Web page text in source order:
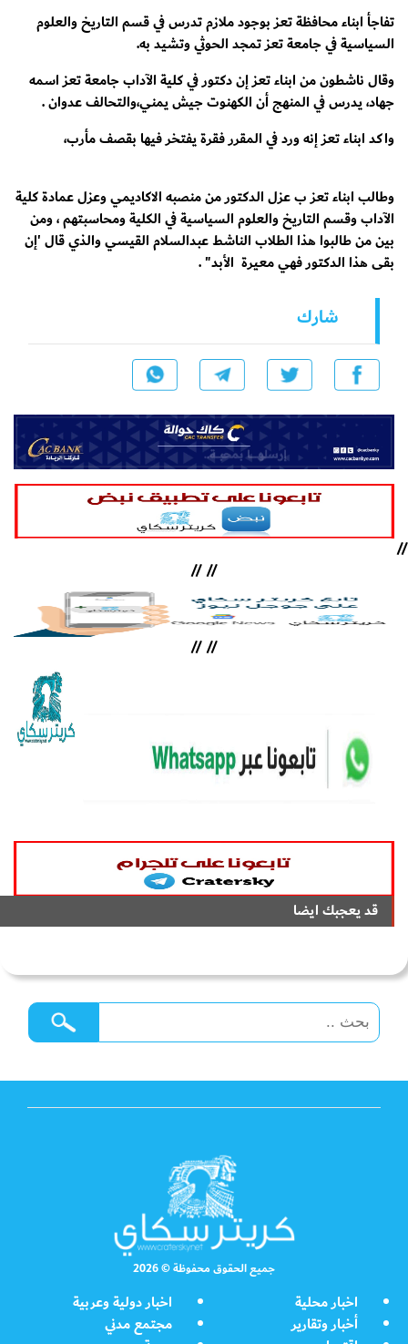
تفاجأ ابناء محافظة تعز بوجود ملازم تدرس في قسم التاريخ والعلوم
السياسية في جامعة تعز تمجد الحوثي وتشيد به.
وقال ناشطون من ابناء تعز إن دكتور في كلية الآداب جامعة تعز اسمه
جهاد، يدرس في المنهج أن الكهنوت جيش يمني،والتحالف عدوان .
واكد ابناء تعز إنه ورد في المقرر فقرة يفتخر فيها بقصف مأرب،
وطالب ابناء تعز ب عزل الدكتور من منصبه الاكاديمي وعزل عمادة كلية
الآداب وقسم التاريخ والعلوم السياسية في الكلية ومحاسبتهم ، ومن
بين من طالبوا هذا الطلاب الناشط عبدالسلام القيسي والذي قال 'إن
بقى هذا الدكتور فهي معيرة الأبد" .
شارك
//
//
//
//
//
قد يعجبك ايضا
جميع الحقوق محفوظة © 2026
اخبار محلية
اخبار دولية وعربية
أخبار وتقارير
مجتمع مدني